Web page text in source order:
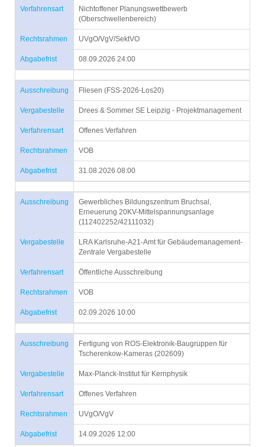
Verfahrensart
Nichtoffener Planungswettbewerb
(Oberschwellenbereich)
Rechtsrahmen UVgO/VgV/SektVO
Abgabefrist 08.09.2026 24:00
Ausschreibung Fliesen (FSS-2026-Los20)
Vergabestelle Drees & Sommer SE Leipzig - Projektmanagement
Verfahrensart Offenes Verfahren
Rechtsrahmen VOB
Abgabefrist 31.08.2026 08:00
Ausschreibung
Gewerbliches Bildungszentrum Bruchsal,
Erneuerung 20KV-Mittelspannungsanlage
(112402252/42111032)
Vergabestelle
LRA Karlsruhe-A21-Amt für Gebäudemanagement-
Zentrale Vergabestelle
Verfahrensart Öffentliche Ausschreibung
Rechtsrahmen VOB
Abgabefrist 02.09.2026 10:00
Ausschreibung
Fertigung von ROS-Elektronik-Baugruppen für
Tscherenkow-Kameras (202609)
Vergabestelle Max-Planck-Institut für Kernphysik
Verfahrensart Offenes Verfahren
Rechtsrahmen UVgO/VgV
Abgabefrist 14.09.2026 12:00